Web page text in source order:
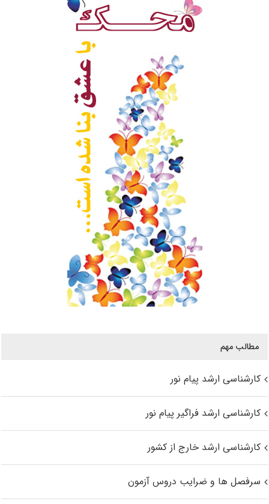
مطالب مهم
کارشناسی ارشد پیام نور
کارشناسی ارشد فراگیر پیام نور
کارشناسی ارشد خارج از کشور
سرفصل ها و ضرایب دروس آزمون